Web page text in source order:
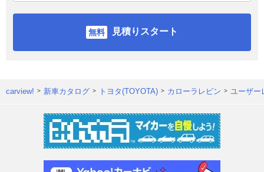
見積りスタート
carview! 新車カタログ トヨタ(TOYOTA) カローラレビン ユーザー